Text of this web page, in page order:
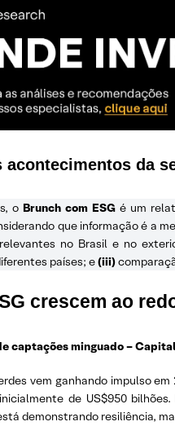
da
o Brunch com ESGé um
que informação é a
no Brasil e no
países; e(iii)
crescem ao
captações minguado –
vem ganhando impulso
de US$950
demonstrando resiliência,